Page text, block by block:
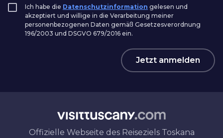
Ich habe die Datenschutzinformation gelesen und
akzeptiert und willige in die Verarbeitung meiner
personenbezogenen Daten gemäß Gesetzesverordnung
196/2003 und DSGVO 679/2016 ein.
Jetzt anmelden
Offizielle Webseite des Reiseziels Toskana